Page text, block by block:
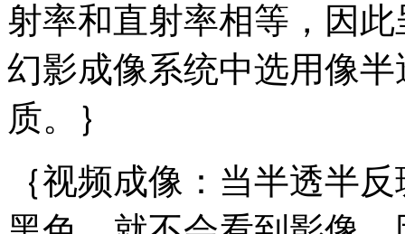
射率和直射率相等，因
幻影成像系统中选用像
质。｝
｛视频成像：当半透半